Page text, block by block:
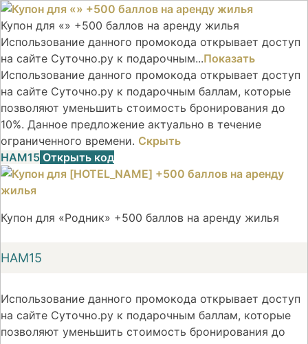
Купон для «» +500 баллов на аренду жилья
Использование данного промокода открывает доступ
на сайте Суточно.ру к подарочным...Показать
Использование данного промокода открывает доступ
на сайте Суточно.ру к подарочным баллам, которые
позволяют уменьшить стоимость бронирования до
10%. Данное предложение актуально в течение
ограниченного времени. Скрыть
НАМ15 Открыть код
Купон для «Родник» +500 баллов на аренду жилья
НАМ15
Использование данного промокода открывает доступ
на сайте Суточно.ру к подарочным баллам, которые
позволяют уменьшить стоимость бронирования до